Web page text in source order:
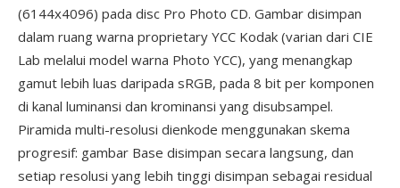
(6144x4096) pada disc Pro Photo CD. Gambar disimpan
dalam ruang warna proprietary YCC Kodak (varian dari CIE
Lab melalui model warna Photo YCC), yang menangkap
gamut lebih luas daripada sRGB, pada 8 bit per komponen
di kanal luminansi dan krominansi yang disubsampel.
Piramida multi-resolusi dienkode menggunakan skema
progresif: gambar Base disimpan secara langsung, dan
setiap resolusi yang lebih tinggi disimpan sebagai residual